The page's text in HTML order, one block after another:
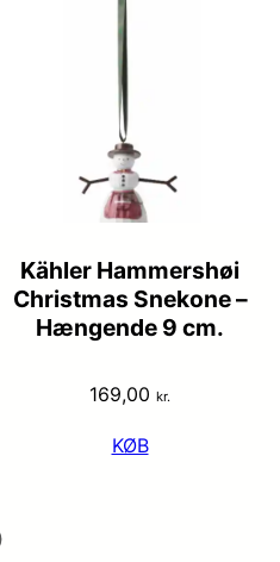
Kähler Hammershøi
Christmas Snekone –
Hængende 9 cm.
169,00 kr.
KØB